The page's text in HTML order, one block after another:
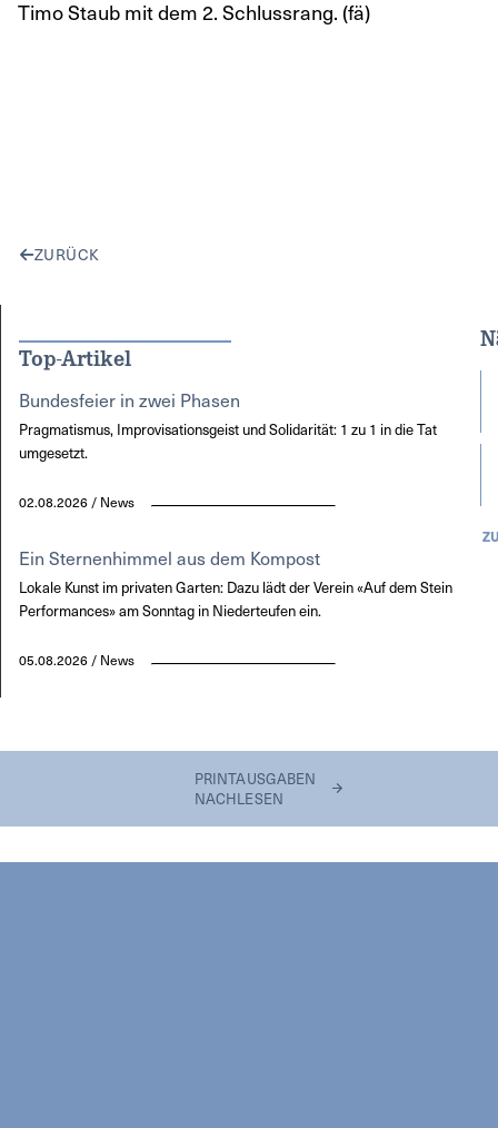
Timo Staub mit dem 2. Schlussrang. (fä)
ZURÜCK
Top-Artikel
Bundesfeier in zwei Phasen
Pragmatismus, Improvisationsgeist und Solidarität: 1 zu 1 in die Tat
umgesetzt.
02.08.2026 / News
Ein Sternenhimmel aus dem Kompost
Lokale Kunst im privaten Garten: Dazu lädt der Verein «Auf dem Stein
Performances» am Sonntag in Niederteufen ein.
05.08.2026 / News
PRINTAUSGABEN
NACHLESEN